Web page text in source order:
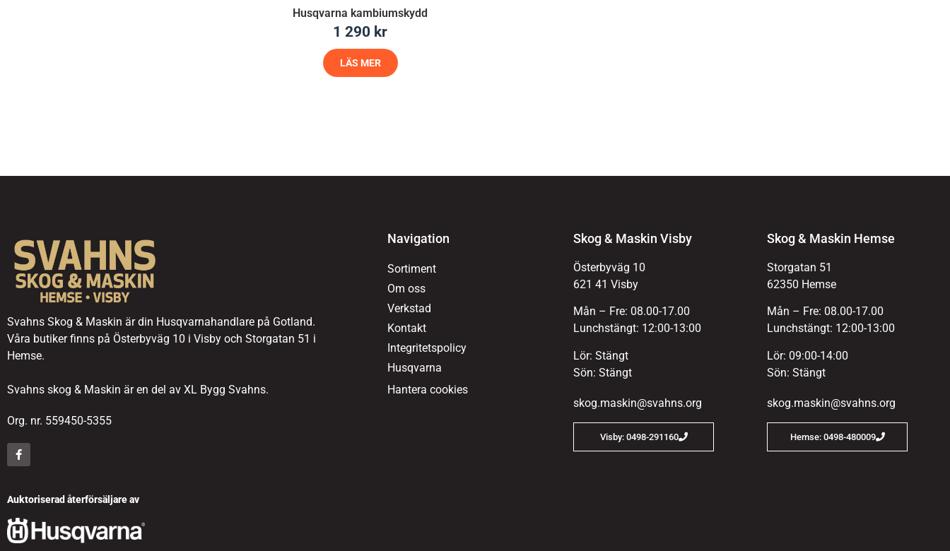
Husqvarna kambiumskydd
1 290 kr
LÄS MER
Svahns Skog & Maskin är din Husqvarnahandlare på Gotland.
Våra butiker finns på Österbyväg 10 i Visby och Storgatan 51 i
Hemse.
Svahns skog & Maskin är en del av XL Bygg Svahns.
Org. nr. 559450-5355
Auktoriserad återförsäljare av
Navigation
Sortiment
Om oss
Verkstad
Kontakt
Integritetspolicy
Husqvarna
Hantera cookies
Skog & Maskin Visby
Österbyväg 10
621 41 Visby
Mån – Fre: 08.00-17.00
Lunchstängt: 12:00-13:00
Lör: Stängt
Sön: Stängt
skog.maskin@svahns.org
Visby: 0498-291160
Skog & Maskin Hemse
Storgatan 51
62350 Hemse
Mån – Fre: 08.00-17.00
Lunchstängt: 12:00-13:00
Lör: 09:00-14:00
Sön: Stängt
skog.maskin@svahns.org
Hemse: 0498-480009